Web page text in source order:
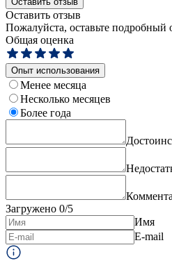
Оставить отзыв
Пожалуйста, оставьте подробный
Общая оценка
Опыт использования
Менее месяца
Несколько месяцев
Более года
Загружено 0/5
Имя
E-mail